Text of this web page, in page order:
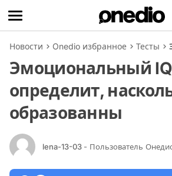
Новости Onedio избранное Тесты
Эмоциональный
определит,
образованны
lena-13-03 - Пользователь